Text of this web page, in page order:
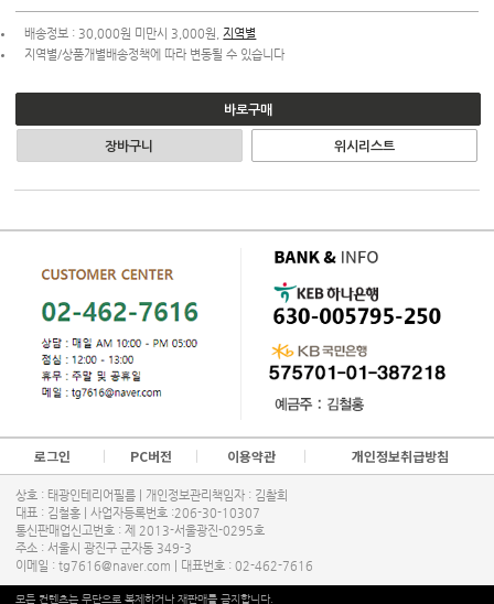
배송정보 : 30,000원 미만시 3,000원,지역별
지역별/상품개별배송정책에 따라 변동될 수 있습니다
바로구매
장바구니 위시리스트
로그인 PC버전 이용약관 개인정보취급방침
상호 : 태광인테리어필름 | 개인정보관리책임자 : 김촬희
대표 : 김철홍 | 사업자등록번호 :206-30-10307
통신판매업신고번호 : 제 2013-서울광진-0295호
주소 : 서울시 광진구 군자동 349-3
이메일 : tg7616@naver.com | 대표번호 : 02-462-7616
모든 컨텐츠는 무단으로 복제하거나 재판매를 금지합니다.